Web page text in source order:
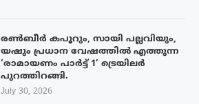
രൺബീർ കപൂറും, സായി പല്ലവിയും,
യഷും പ്രധാന വേഷത്തിൽ എത്തുന്ന
‘രാമായണം പാർട്ട് 1’ ട്രെയിലർ
പുറത്തിറങ്ങി.
July 30, 2026